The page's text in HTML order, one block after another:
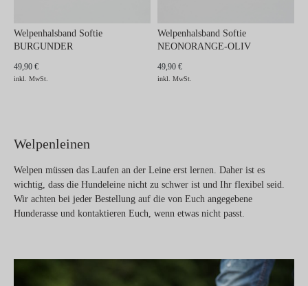
Welpenhalsband Softie
BURGUNDER
49,90 €
inkl. MwSt.
Welpenhalsband Softie
NEONORANGE-OLIV
49,90 €
inkl. MwSt.
Welpenleinen
Welpen müssen das Laufen an der Leine erst lernen. Daher ist es
wichtig, dass die Hundeleine nicht zu schwer ist und Ihr flexibel seid.
Wir achten bei jeder Bestellung auf die von Euch angegebene
Hunderasse und kontaktieren Euch, wenn etwas nicht passt.